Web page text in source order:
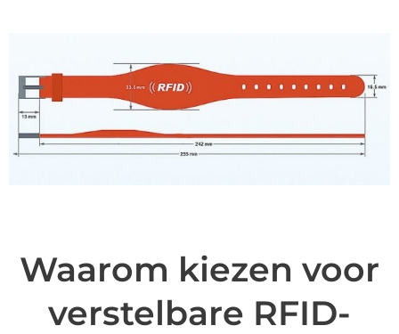
Waarom kiezen voor
verstelbare RFID-